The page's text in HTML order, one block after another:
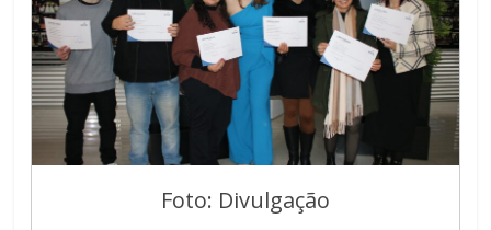
Foto: Divulgação